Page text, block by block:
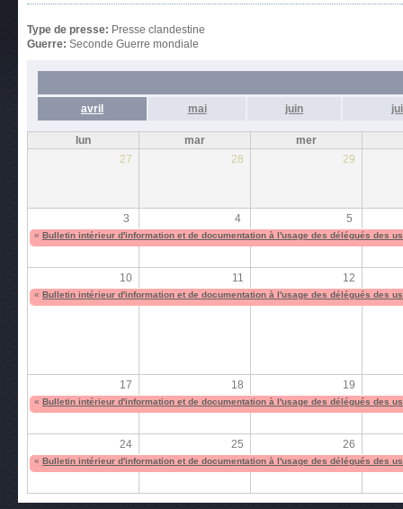
Type de presse: Presse clandestine
Guerre: Seconde Guerre mondiale
avril mai juin
lun mar
mer
27
28 29
3 4 5
« Bulletin intérieur d'information et de documentation à l'usage des délégués des
10 11 12
« Bulletin intérieur d'information et de documentation à l'usage des délégués des
17 18 19
« Bulletin intérieur d'information et de documentation à l'usage des délégués des
24 25 26
« Bulletin intérieur d'information et de documentation à l'usage des délégués des